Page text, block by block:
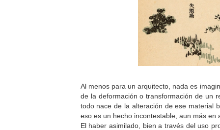
Al menos para un arquitecto, nada es
de la deformación o transformación de un
todo nace de la alteración de ese material
eso es un hecho incontestable, aun más en
El haber asimilado, bien a través del uso